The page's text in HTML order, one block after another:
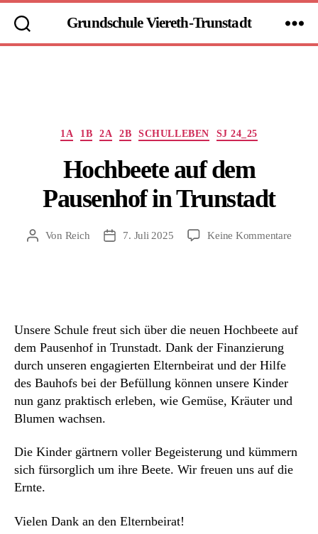
Grundschule Viereth-Trunstadt
Kategorien
1A 1B 2A 2B SCHULLEBEN SJ 24_25
Hochbeete auf dem
Pausenhof in Trunstadt
Beitragsautor
Von Reich Beitragsdatum
7. Juli 2025 Keine Kommentarezu
Unsere Schule freut sich über die neuen Hochbeete auf
dem Pausenhof in Trunstadt. Dank der Finanzierung
durch unseren engagierten Elternbeirat und der Hilfe
des Bauhofs bei der Befüllung können unsere Kinder
nun ganz praktisch erleben, wie Gemüse, Kräuter und
Blumen wachsen.
Die Kinder gärtnern voller Begeisterung und kümmern
sich fürsorglich um ihre Beete. Wir freuen uns auf die
Ernte.
Vielen Dank an den Elternbeirat!